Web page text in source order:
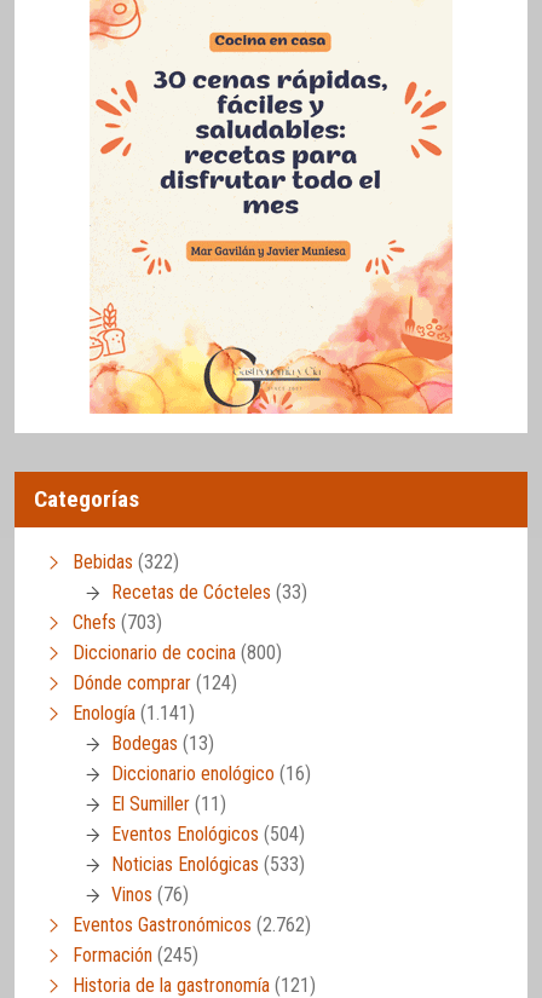
Categorías
Bebidas (322)
Recetas de Cócteles (33)
Chefs (703)
Diccionario de cocina (800)
Dónde comprar (124)
Enología (1.141)
Bodegas (13)
Diccionario enológico (16)
El Sumiller (11)
Eventos Enológicos (504)
Noticias Enológicas (533)
Vinos (76)
Eventos Gastronómicos (2.762)
Formación (245)
Historia de la gastronomía (121)